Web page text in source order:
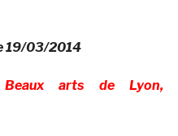
19/03/2014
Beaux arts de Lyon,